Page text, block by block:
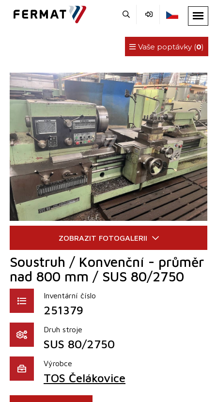
Vaše poptávky (0)
Soustruh / Konvenční - průměr
nad 800 mm / SUS 80/2750
Inventární číslo
251379
Druh stroje
SUS 80/2750
Výrobce
TOS Čelákovice